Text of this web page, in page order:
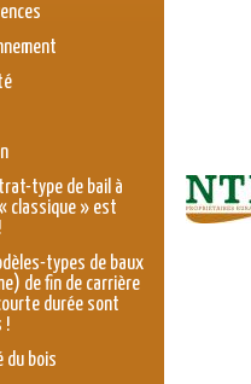
type de bail à
classique » est
types de baux
de fin de carrière
durée sont
!
du bois